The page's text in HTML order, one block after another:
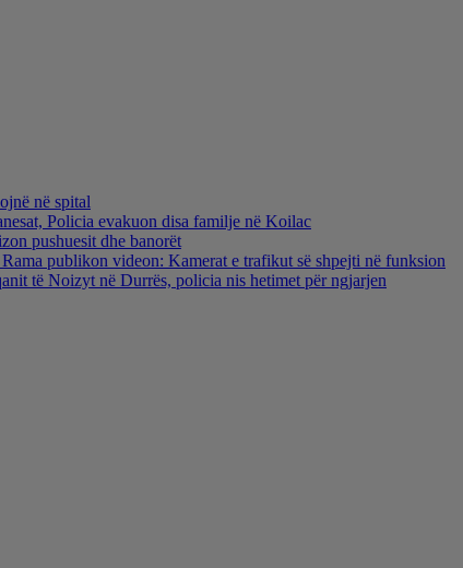
në spital
Policia evakuon disa familje në Koilac
pushuesit dhe banorët
publikon videon: Kamerat e trafikut së shpejti në funksion
të Noizyt në Durrës, policia nis hetimet për ngjarjen